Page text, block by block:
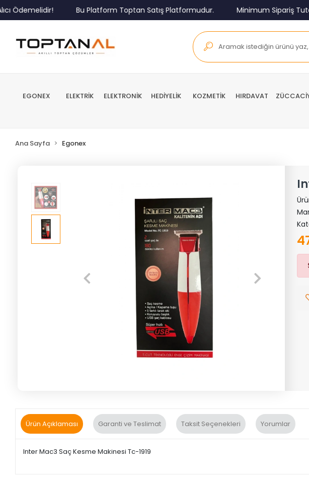
Bu Platform Toptan Satış Platformudur. Minimum Sipariş Tutarı
EGONEX ELEKTRİK ELEKTRONİK HEDİYELİK KOZMETİK HIRDAVAT
Ana Sayfa Egonex
Ürün Açıklaması Garanti ve Teslimat Taksit Seçenekleri Yorumlar
Inter Mac3 Saç Kesme Makinesi Tc-1919